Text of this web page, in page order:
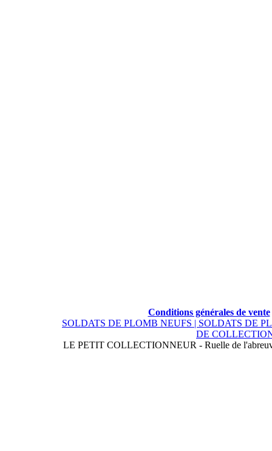
Conditions générales de vente
SOLDATS DE PLOMB NEUFS | SOLDATS DE
DE
LE PETIT COLLECTIONNEUR - Ruelle de